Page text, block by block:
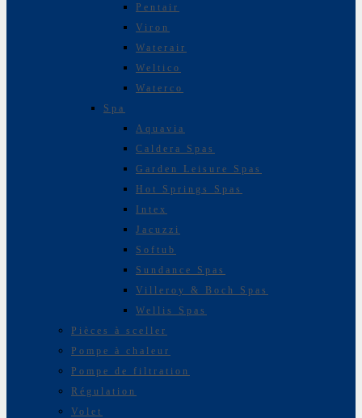
Pentair
Viron
Waterair
Weltico
Waterco
Spa
Aquavia
Caldera Spas
Garden Leisure Spas
Hot Springs Spas
Intex
Jacuzzi
Softub
Sundance Spas
Villeroy & Boch Spas
Wellis Spas
Pièces à sceller
Pompe à chaleur
Pompe de filtration
Régulation
Volet